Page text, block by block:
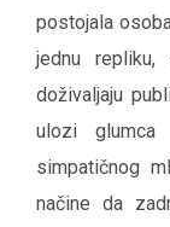
postojala
jednu
doživaljaju
ulozi glumca
simpatičnog
načine da